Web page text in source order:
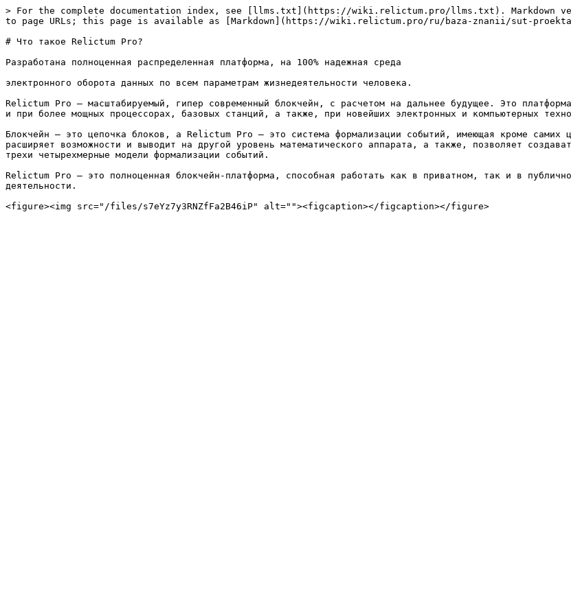
> For the complete documentation index, see [llms.txt](https://wiki.relictum.pro/llms.txt). Markdown
to page URLs; this page is available as [Markdown](https://wiki.relictum.pro/ru/baza-znanii/sut-
# Что такое Relictum Pro?
Разработана полноценная распределенная платформа, на 100% надежная среда
электронного оборота данных по всем параметрам жизнедеятельности человека.
Relictum Pro — масштабируемый, гипер современный блокчейн, с расчетом на дальнее будущее. Это
и при более мощных процессорах, базовых станций, а также, при новейших электронных и компьютерных
Блокчейн — это цепочка блоков, а Relictum Pro — это система формализации событий, имеющая кроме самих
расширяет возможности и выводит на другой уровень математического аппарата, а также, позволяет
трехи четырехмерные модели формализации событий.
Relictum Pro – это полноценная блокчейн-платформа, способная работать как в приватном, так и в
деятельности.